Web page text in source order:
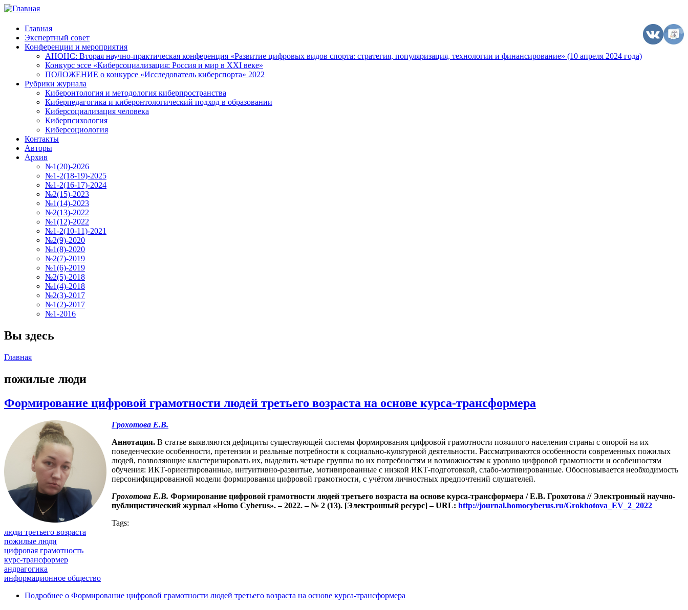
Главная
Экспертный совет
Конференции и мероприятия
АНОНС: Вторая научно-практическая конференция «Развитие цифровых видов спорта: стратегия, популяризация, технологии и финансирование» (10 апреля 2024 года)
Конкурс эссе «Киберсоциализация: Россия и мир в XXI веке»
ПОЛОЖЕНИЕ о конкурсе «Исследователь киберспорта» 2022
Рубрики журнала
Киберонтология и методология киберпространства
Киберпедагогика и киберонтологический подход в образовании
Киберсоциализация человека
Киберпсихология
Киберсоциология
Контакты
Авторы
Архив
№1(20)-2026
№1-2(18-19)-2025
№1-2(16-17)-2024
№2(15)-2023
№1(14)-2023
№2(13)-2022
№1(12)-2022
№1-2(10-11)-2021
№2(9)-2020
№1(8)-2020
№2(7)-2019
№1(6)-2019
№2(5)-2018
№1(4)-2018
№2(3)-2017
№1(2)-2017
№1-2016
Вы здесь
Главная
пожилые люди
Формирование цифровой грамотности людей третьего возраста на основе курса-трансформера
Грохотова Е.В.
Аннотация. В статье выявляются дефициты существующей системы формирования цифровой грамотности пожилого населения страны с опорой на их
поведенческие особенности, претензии и реальные потребности к социально-культурной деятельности. Рассматриваются особенности современных пожилых
людей, позволяющие кластеризировать их, выделить четыре группы по их потребностям и возможностям к уровню цифровой грамотности и особенностям
обучения: ИКТ-ориентированные, интуитивно-развитые, мотивированные с низкой ИКТ-подготовкой, слабо-мотивированные. Обосновывается необходимость
персонифицированной модели формирования цифровой грамотности, с учётом личностных предпочтений слушателей.
Грохотова Е.В. Формирование цифровой грамотности людей третьего возраста на основе курса-трансформера / Е.В. Грохотова // Электронный научно-
публицистический журнал «Homo Cyberus». – 2022. – № 2 (13). [Электронный ресурс] – URL: http://journal.homocyberus.ru/Grokhotova_EV_2_2022
Tags:
люди третьего возраста
пожилые люди
цифровая грамотность
курс-трансформер
андрагогика
информационное общество
Подробнее о Формирование цифровой грамотности людей третьего возраста на основе курса-трансформера